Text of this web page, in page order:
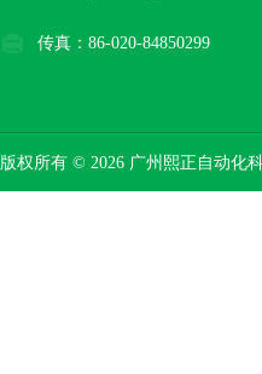
传真：86-020-84850299
版权所有 © 2026 广州熙正自动化